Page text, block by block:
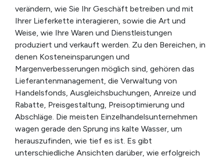
verändern, wie Sie Ihr Geschäft betreiben und mit
Ihrer Lieferkette interagieren, sowie die Art und
Weise, wie Ihre Waren und Dienstleistungen
produziert und verkauft werden. Zu den Bereichen, in
denen Kosteneinsparungen und
Margenverbesserungen möglich sind, gehören das
Lieferantenmanagement, die Verwaltung von
Handelsfonds, Ausgleichsbuchungen, Anreize und
Rabatte, Preisgestaltung, Preisoptimierung und
Abschläge. Die meisten Einzelhandelsunternehmen
wagen gerade den Sprung ins kalte Wasser, um
herauszufinden, wie tief es ist. Es gibt
unterschiedliche Ansichten darüber, wie erfolgreich